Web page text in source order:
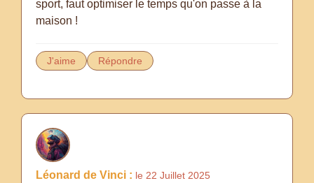
sport, faut optimiser le temps qu'on passe à la
maison !
J'aime Répondre
Léonard de Vinci : le 22 Juillet 2025